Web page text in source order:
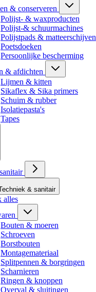
& conserveren
Polijst- & waxproducten
Polijst-& schuurmachines
Polijstpads & matteerschijven
Poetsdoeken
Persoonlijke bescherming
& afdichten
Lijmen & kitten
Sikaflex & Sika primers
Schuim & rubber
Isolatiepasta's
Tapes
& sanitair
alles
Bouten & moeren
Schroeven
Borstbouten
Montagemateriaal
Splitpennen & borgringen
Scharnieren
Ringen & knoppen
Overval & sluitingen